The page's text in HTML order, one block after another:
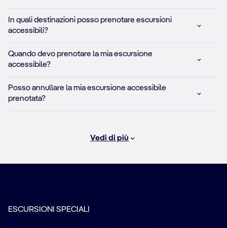
In quali destinazioni posso prenotare escursioni
accessibili?
Quando devo prenotare la mia escursione
accessibile?
Posso annullare la mia escursione accessibile
prenotata?
Vedi di più
ESCURSIONI SPECIALI